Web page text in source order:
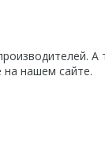
на нашем сайте.